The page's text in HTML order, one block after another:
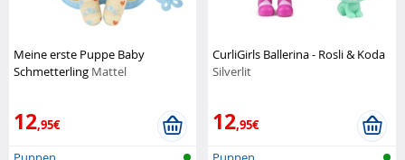
Meine erste Puppe Baby
Schmetterling Mattel
12,95€
CurliGirls Ballerina - Rosli & Koda
Silverlit
12,95€